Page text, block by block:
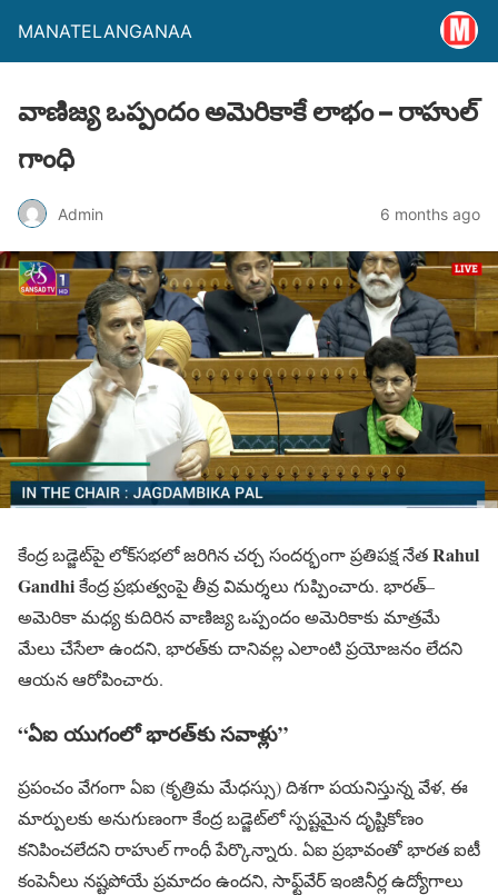
MANATELANGANAA
వాణిజ్య ఒప్పందం అమెరికాకే లాభం – రాహుల్
గాంధి
Admin 6 months ago
కేంద్ర బడ్జెట్‌పై లోక్‌సభలో జరిగిన చర్చ సందర్భంగా ప్రతిపక్ష నేతRahul
Gandhiకేంద్ర ప్రభుత్వంపై తీవ్ర విమర్శలు గుప్పించారు. భారత్–
అమెరికా మధ్య కుదిరిన వాణిజ్య ఒప్పందం అమెరికాకు మాత్రమే
మేలు చేసేలా ఉందని, భారత్‌కు దానివల్ల ఎలాంటి ప్రయోజనం లేదని
ఆయన ఆరోపించారు.
“ఏఐ యుగంలో భారత్‌కు సవాళ్లు”
ప్రపంచం వేగంగా ఏఐ (కృత్రిమ మేధస్సు) దిశగా పయనిస్తున్న వేళ, ఈ
మార్పులకు అనుగుణంగా కేంద్ర బడ్జెట్‌లో స్పష్టమైన దృష్టికోణం
కనిపించలేదని రాహుల్‌ గాంధీ పేర్కొన్నారు. ఏఐ ప్రభావంతో భారత ఐటీ
కంపెనీలు నష్టపోయే ప్రమాదం ఉందని, సాఫ్ట్‌వేర్ ఇంజినీర్ల ఉద్యోగాలు